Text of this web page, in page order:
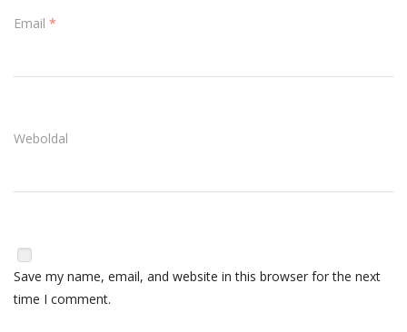
Email *
Weboldal
Save my name, email, and website in this browser for the next
time I comment.